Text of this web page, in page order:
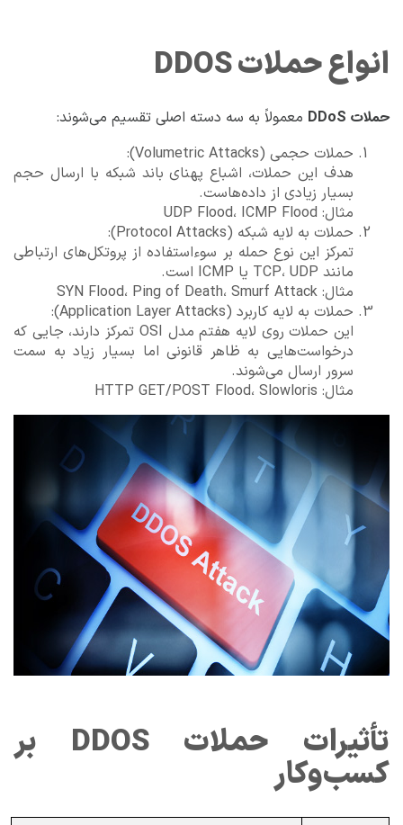
انواع حملات DDOS
حملات DDoS
معمولاً به سه دسته اصلی تقسیم می‌شوند:
حملات حجمی (Volumetric Attacks):
هدف این حملات، اشباع پهنای باند شبکه با ارسال حجم
بسیار زیادی از داده‌هاست.
مثال: UDP Flood، ICMP Flood
حملات به لایه شبکه (Protocol Attacks):
تمرکز این نوع حمله بر سوءاستفاده از پروتکل‌های ارتباطی
مانند TCP، UDP یا ICMP است.
مثال: SYN Flood، Ping of Death، Smurf Attack
حملات به لایه کاربرد (Application Layer Attacks):
این حملات روی لایه هفتم مدل OSI تمرکز دارند، جایی که
درخواست‌هایی به ظاهر قانونی اما بسیار زیاد به سمت
سرور ارسال می‌شوند.
مثال: HTTP GET/POST Flood، Slowloris
تأثیرات حملات DDOS بر
کسب‌وکار